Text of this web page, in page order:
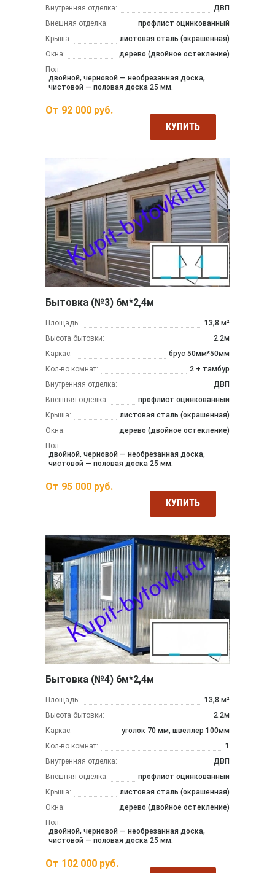
Внутренняя отделка:
ДВП
Внешняя отделка:
профлист оцинкованный
Крыша:
листовая сталь (окрашенная)
Окна:
дерево (двойное остекление)
Пол:
двойной, черновой — необрезанная доска,
чистовой — половая доска 25 мм.
От 92 000 руб.
КУПИТЬ
Бытовка (№3) 6м*2,4м
Площадь:
13,8 м²
Высота бытовки:
2.2м
Каркас:
брус 50мм*50мм
Кол-во комнат:
2 + тамбур
Внутренняя отделка:
ДВП
Внешняя отделка:
профлист оцинкованный
Крыша:
листовая сталь (окрашенная)
Окна:
дерево (двойное остекление)
Пол:
двойной, черновой — необрезанная доска,
чистовой — половая доска 25 мм.
От 95 000 руб.
КУПИТЬ
Бытовка (№4) 6м*2,4м
Площадь:
13,8 м²
Высота бытовки:
2.2м
Каркас:
уголок 70 мм, швеллер 100мм
Кол-во комнат:
1
Внутренняя отделка:
ДВП
Внешняя отделка:
профлист оцинкованный
Крыша:
листовая сталь (окрашенная)
Окна:
дерево (двойное остекление)
Пол:
двойной, черновой — необрезанная доска,
чистовой — половая доска 25 мм.
От 102 000 руб.